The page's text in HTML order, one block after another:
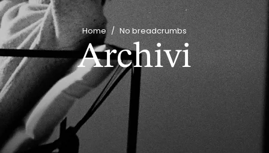
Home / No breadcrumbs
Archivi